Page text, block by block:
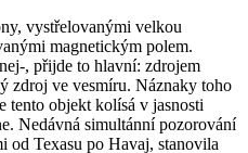
vystřelovanými velkou
magnetickým polem.
, přijde to hlavní: zdrojem
zdroj ve vesmíru. Náznaky toho
tento objekt kolísá v jasnosti
Nedávná simultánní pozorování
od Texasu po Havaj, stanovila